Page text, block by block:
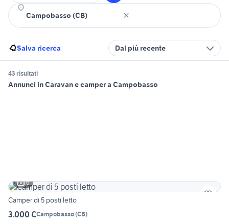
Salva ricerca Dal più recente
43 risultati
Annunci in Caravan e camper a Campobasso
6
Camper di 5 posti letto
3.000 €Campobasso(CB)